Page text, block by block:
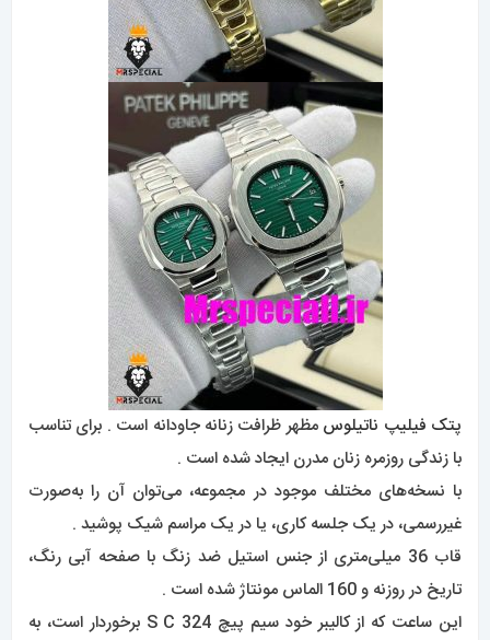
پتک فیلیپ ناتیلوس مظهر ظرافت زنانه جاودانه است . برای تناسب
با زندگی روزمره زنان مدرن ایجاد شده است .
با نسخه‌های مختلف موجود در مجموعه، می‌توان آن را به‌صورت
غیررسمی، در یک جلسه کاری، یا در یک مراسم شیک پوشید .
قاب 36 میلی‌متری از جنس استیل ضد زنگ با صفحه آبی رنگ،
تاریخ در روزنه و 160 الماس مونتاژ شده است .
این ساعت که از کالیبر خود سیم پیچ 324 S C برخوردار است، به